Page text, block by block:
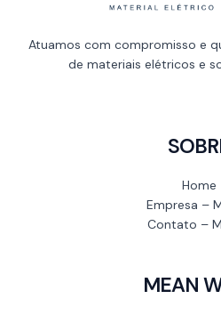
Atuamos com compromisso e
de materiais elétricos e
Home
Empresa –
Contato –
MEAN